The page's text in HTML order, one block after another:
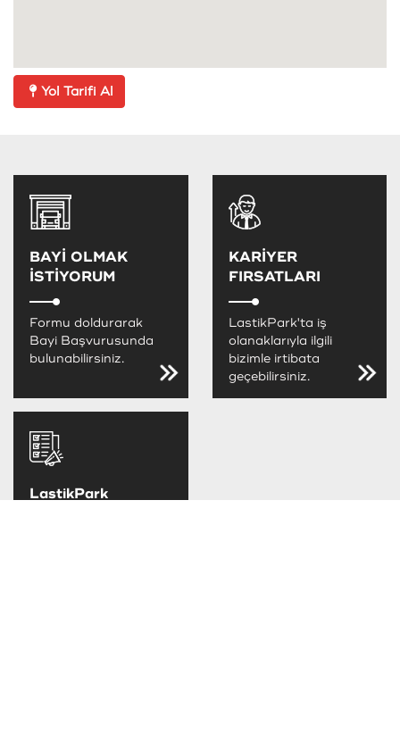
Yol Tarifi Al
BAYİ OLMAK
İSTİYORUM
Formu doldurarak
Bayi Başvurusunda
bulunabilirsiniz.
KARİYER
FIRSATLARI
LastikPark'ta iş
olanaklarıyla ilgili
bizimle irtibata
geçebilirsiniz.
LastikPark